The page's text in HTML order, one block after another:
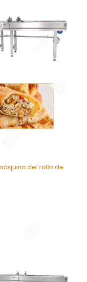
del rollo de